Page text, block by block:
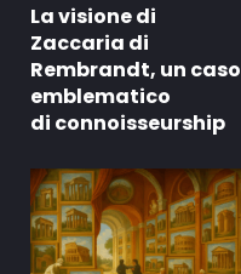
La visione di
Zaccaria di
Rembrandt, un caso
emblematico
di connoisseurship